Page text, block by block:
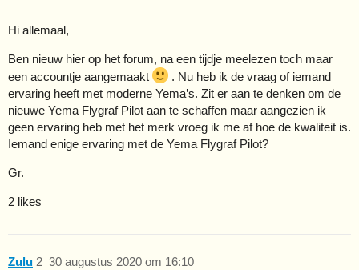
Hi allemaal,
Ben nieuw hier op het forum, na een tijdje meelezen toch maar
een accountje aangemaakt
. Nu heb ik de vraag of iemand
ervaring heeft met moderne Yema’s. Zit er aan te denken om de
nieuwe Yema Flygraf Pilot aan te schaffen maar aangezien ik
geen ervaring heb met het merk vroeg ik me af hoe de kwaliteit is.
Iemand enige ervaring met de Yema Flygraf Pilot?
Gr.
2 likes
Zulu 30 augustus 2020 om 16:10
2